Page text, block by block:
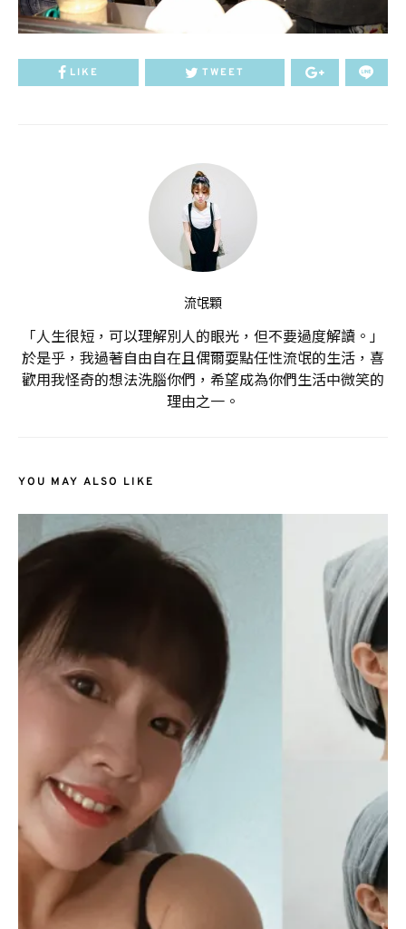
LIKE TWEET
流氓顆
「人生很短，可以理解別人的眼光，但不要過度解讀。」
於是乎，我過著自由自在且偶爾耍點任性流氓的生活，喜
歡用我怪奇的想法洗腦你們，希望成為你們生活中微笑的
理由之一。
YOU MAY ALSO LIKE